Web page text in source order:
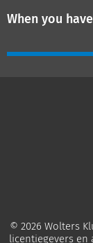
When you
© 2026 Wolters
licentiegevers en